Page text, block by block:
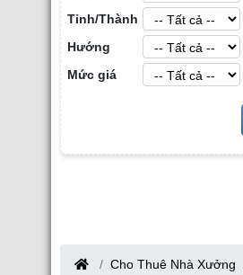
Tỉnh/Thành
Hướng
Mức giá
Sàn Môi Giới Bất Động Sản Công
Cho Thuê Nhà Xưởng